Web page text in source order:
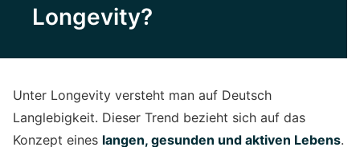
Longevity?
Unter Longevity versteht man auf Deutsch
Langlebigkeit. Dieser Trend bezieht sich auf das
Konzept eines langen, gesunden und aktiven Lebens.